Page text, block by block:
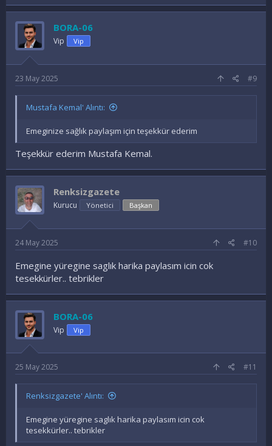
BORA-06
Vip Vip
23 May 2025 #9
Mustafa Kemal' Alıntı:
Emeginize sağlık paylaşım için teşekkür ederim
Teşekkür ederim Mustafa Kemal.
Renksizgazete
Kurucu Yönetici Başkan
24 May 2025 #10
Emegine yüregine saglık harika paylasım icin cok
tesekkürler.. tebrikler
BORA-06
Vip Vip
25 May 2025 #11
Renksizgazete' Alıntı:
Emegine yüregine saglık harika paylasım icin cok
tesekkürler.. tebrikler